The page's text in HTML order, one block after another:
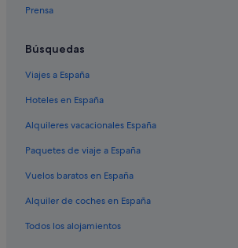
Chalets en Cabo Roig
Hoteles con restaurante en Orihuela Costa
Hoteles con wifi en La Zenia
Hoteles con gimnasio en Orihuela Costa
Complejos de pisos en La Zenia
Villas en Playa Flamenca
Pensiones en Cabo Roig
Hoteles de golf en Orihuela Costa
Campings de caravanas en Cabo Roig
Prensa
Búsquedas
Viajes a España
Hoteles en España
Alquileres vacacionales España
Paquetes de viaje a España
Vuelos baratos en España
Alquiler de coches en España
Todos los alojamientos